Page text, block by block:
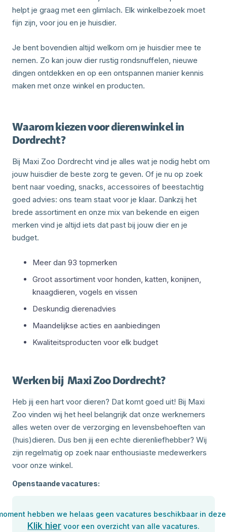
helpt je graag met een glimlach. Elk winkelbezoek moet
fijn zijn, voor jou en je huisdier.
Je bent bovendien altijd welkom om je huisdier mee te
nemen. Zo kan jouw dier rustig rondsnuffelen, nieuwe
dingen ontdekken en op een ontspannen manier kennis
maken met onze winkel en producten.
Waarom kiezen voor dierenwinkel in
Dordrecht?
Bij Maxi Zoo Dordrecht vind je alles wat je nodig hebt om
jouw huisdier de beste zorg te geven. Of je nu op zoek
bent naar voeding, snacks, accessoires of beestachtig
goed advies: ons team staat voor je klaar. Dankzij het
brede assortiment en onze mix van bekende en eigen
merken vind je altijd iets dat past bij jouw dier en je
budget.
Meer dan 93 topmerken
Groot assortiment voor honden, katten, konijnen,
knaagdieren, vogels en vissen
Deskundig dierenadvies
Maandelijkse acties en aanbiedingen
Kwaliteitsproducten voor elk budget
Werken bij Maxi Zoo Dordrecht?
Heb jij een hart voor dieren? Dat komt goed uit! Bij Maxi
Zoo vinden wij het heel belangrijk dat onze werknemers
alles weten over de verzorging en levensbehoeften van
(huis)dieren. Dus ben jij een echte dierenliefhebber? Wij
zijn regelmatig op zoek naar enthousiaste medewerkers
voor onze winkel.
Openstaande vacatures:
hebben we helaas geen vacatures beschikbaar in
Klik hier voor een overzicht van alle vacatures.